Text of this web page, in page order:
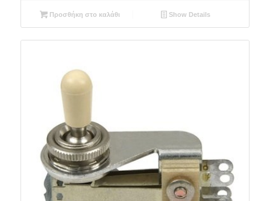
Προσθήκη στο καλάθι Show Details